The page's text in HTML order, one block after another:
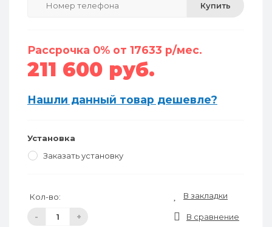
Купить
Рассрочка 0% от 17633 р/мес.
211 600 руб.
Нашли данный товар дешевле?
Установка
Заказать установку
Кол-во:
- +
В закладки
В сравнение